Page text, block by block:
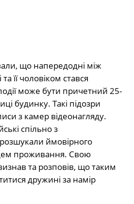
що напередодні між
її чоловіком стався
може бути причетний 25-
будинку. Такі підозри
з камер відеонагляду.
спільно з
ймовірного
проживання. Свою
та розповів, що таким
дружині за намір